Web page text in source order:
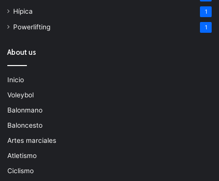
Hípica 1
Powerlifting 1
About us
Inicio
Voleybol
Balonmano
Baloncesto
Artes marciales
Atletismo
Ciclismo